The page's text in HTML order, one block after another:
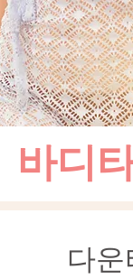
바디
다